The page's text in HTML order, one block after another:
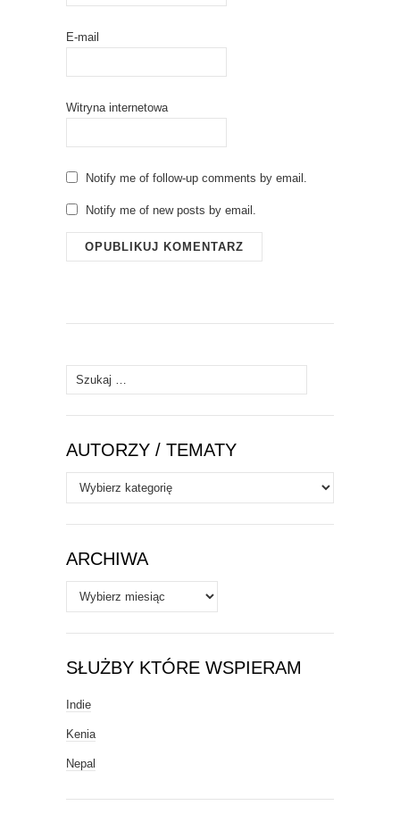
E-mail
Witryna internetowa
Notify me of follow-up comments by email.
Notify me of new posts by email.
Szukaj:
AUTORZY / TEMATY
Autorzy
/
Tematy
ARCHIWA
Archiwa
SŁUŻBY KTÓRE WSPIERAM
Indie
Kenia
Nepal